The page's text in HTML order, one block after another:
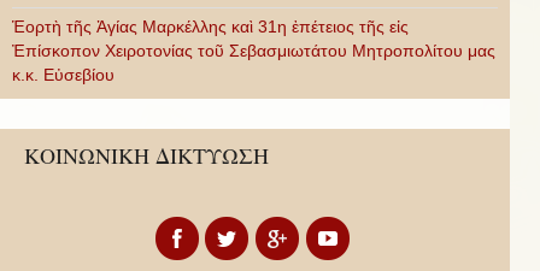
Ἑορτὴ τῆς Ἁγίας Μαρκέλλης καὶ 31η ἐπέτειος τῆς εἰς
Ἐπίσκοπον Χειροτονίας τοῦ Σεβασμιωτάτου Μητροπολίτου μας
κ.κ. Εὐσεβίου
ΚΟΙΝΩΝΙΚΗ ΔΙΚΤΥΩΣΗ